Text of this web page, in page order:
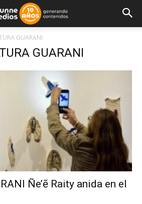
GUARANI
GUARANI
Ñe’ẽ Raity anida en el